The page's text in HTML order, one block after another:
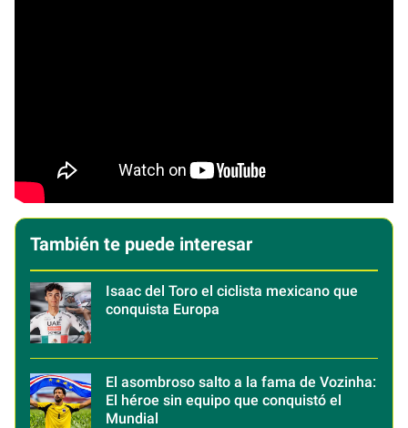
También te puede interesar
Isaac del Toro el ciclista mexicano que
conquista Europa
El asombroso salto a la fama de Vozinha:
El héroe sin equipo que conquistó el
Mundial